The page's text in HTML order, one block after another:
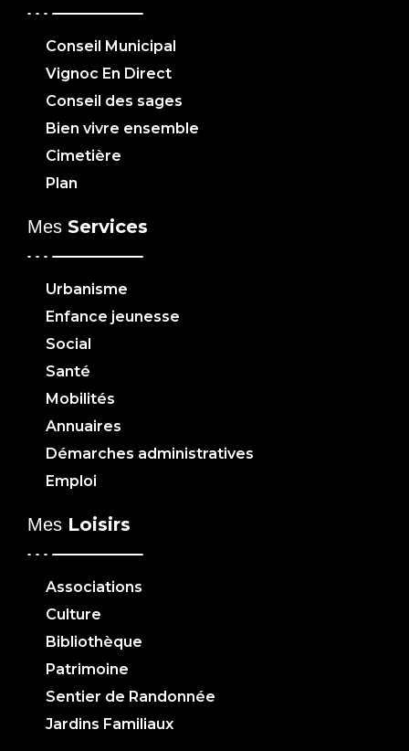
Conseil Municipal
Vignoc En Direct
Conseil des sages
Bien vivre ensemble
Cimetière
Plan
Mes Services
Urbanisme
Enfance jeunesse
Social
Santé
Mobilités
Annuaires
Démarches administratives
Emploi
Mes Loisirs
Associations
Culture
Bibliothèque
Patrimoine
Sentier de Randonnée
Jardins Familiaux